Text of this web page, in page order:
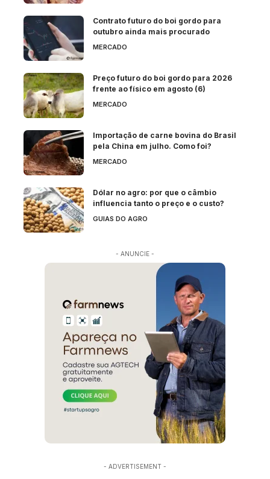
Contrato futuro do boi gordo para
outubro ainda mais procurado
MERCADO
Preço futuro do boi gordo para 2026
frente ao físico em agosto (6)
MERCADO
Importação de carne bovina do Brasil
pela China em julho. Como foi?
MERCADO
Dólar no agro: por que o câmbio
influencia tanto o preço e o custo?
GUIAS DO AGRO
- ANUNCIE -
- ADVERTISEMENT -